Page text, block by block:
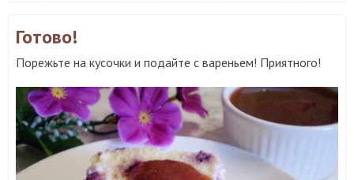
Готово!
Порежьте на кусочки и подайте с вареньем! Приятного!